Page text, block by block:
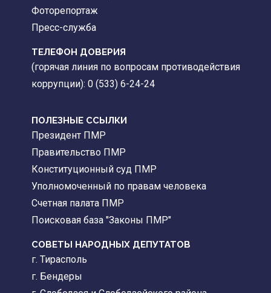
Фоторепортаж
Пресс-служба
ТЕЛЕФОН ДОВЕРИЯ
(горячая линия по вопросам противодействия
коррупции): 0 (533) 6-24-24
ПОЛЕЗНЫЕ ССЫЛКИ
Президент ПМР
Правительство ПМР
Конституционный суд ПМР
Уполномоченный по правам человека
Счетная палата ПМР
Поисковая база "Законы ПМР"
СОВЕТЫ НАРОДНЫХ ДЕПУТАТОВ
г. Тирасполь
г. Бендеры